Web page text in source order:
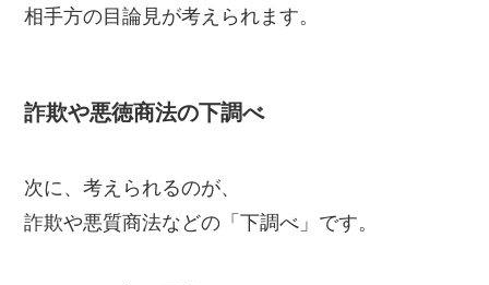
相手方の目論見が考えられます。
詐欺や悪徳商法の下調べ
次に、考えられるのが、
詐欺や悪質商法などの「下調べ」です。